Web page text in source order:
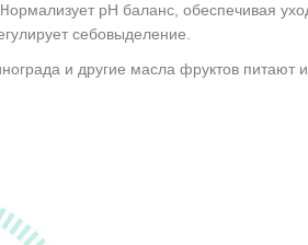
ормализует pH баланс, обеспечивая
себовыделение.
и другие масла фруктов